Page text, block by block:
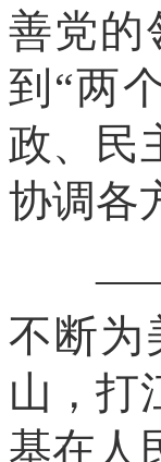
善党的
到“两
政、民
协调各
——以
不断为
山，打
基在人